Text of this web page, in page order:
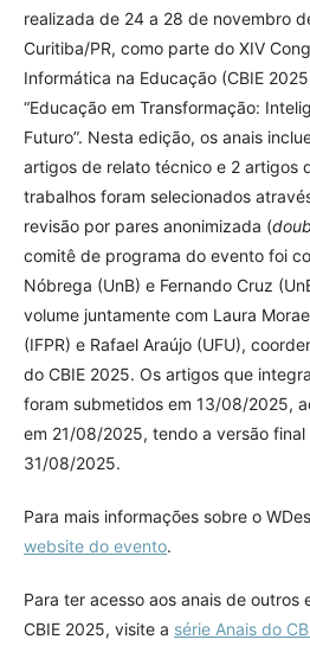
realizada de 24 a 28 de novembro
Curitiba/PR, como parte do XIV
Informática na Educação (CBIE
“Educação em Transformação:
Futuro”. Nesta edição, os anais
artigos de relato técnico e 2 artigos
trabalhos foram selecionados
revisão por pares anonimizada (
comitê de programa do evento foi
Nóbrega (UnB) e Fernando Cruz
volume juntamente com Laura
(IFPR) e Rafael Araújo (UFU),
do CBIE 2025. Os artigos que
foram submetidos em 13/08/2025,
em 21/08/2025, tendo a versão final
31/08/2025.
Para mais informações sobre o
website do evento.
Para ter acesso aos anais de outros
CBIE 2025, visite a série Anais do